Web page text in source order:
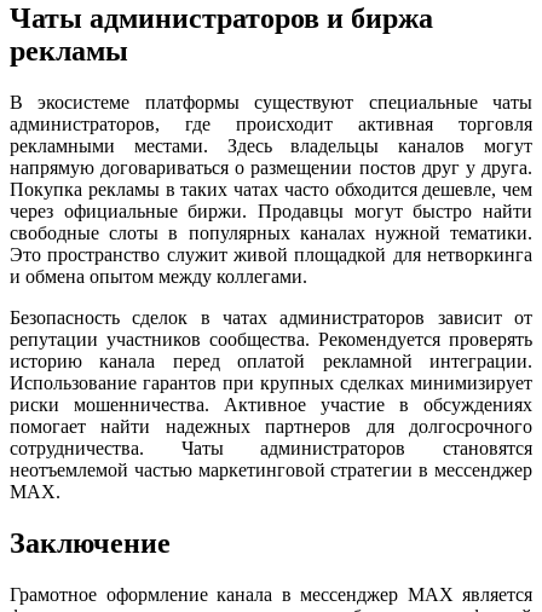
Чаты администраторов и биржа
рекламы
В экосистеме платформы существуют специальные чаты
администраторов, где происходит активная торговля
рекламными местами. Здесь владельцы каналов могут
напрямую договариваться о размещении постов друг у друга.
Покупка рекламы в таких чатах часто обходится дешевле, чем
через официальные биржи. Продавцы могут быстро найти
свободные слоты в популярных каналах нужной тематики.
Это пространство служит живой площадкой для нетворкинга
и обмена опытом между коллегами.
Безопасность сделок в чатах администраторов зависит от
репутации участников сообщества. Рекомендуется проверять
историю канала перед оплатой рекламной интеграции.
Использование гарантов при крупных сделках минимизирует
риски мошенничества. Активное участие в обсуждениях
помогает найти надежных партнеров для долгосрочного
сотрудничества. Чаты администраторов становятся
неотъемлемой частью маркетинговой стратегии в мессенджер
MAX.
Заключение
Грамотное оформление канала в мессенджер MAX является